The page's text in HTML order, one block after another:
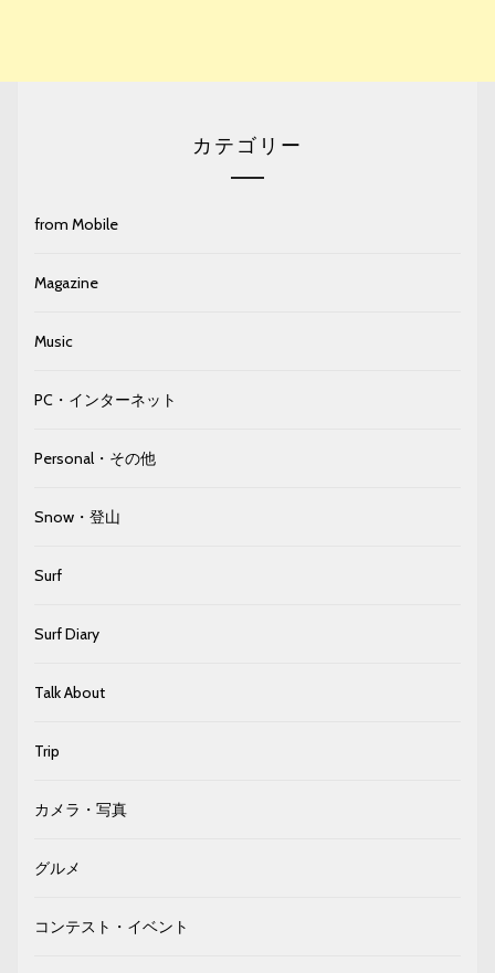
カテゴリー
from Mobile
Magazine
Music
PC・インターネット
Personal・その他
Snow・登山
Surf
Surf Diary
Talk About
Trip
カメラ・写真
グルメ
コンテスト・イベント